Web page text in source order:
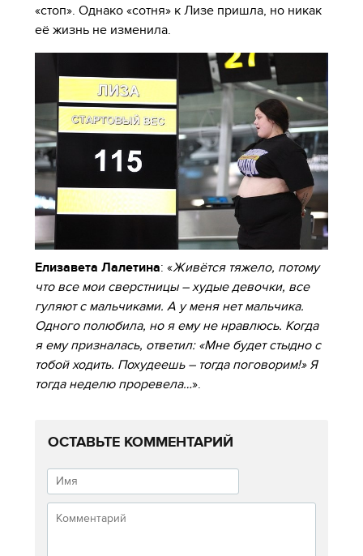
«стоп». Однако «сотня» к Лизе пришла, но никак
её жизнь не изменила.
Елизавета Лалетина: «Живётся тяжело, потому
что все мои сверстницы – худые девочки, все
гуляют с мальчиками. А у меня нет мальчика.
Одного полюбила, но я ему не нравлюсь. Когда
я ему призналась, ответил: «Мне будет стыдно с
тобой ходить. Похудеешь – тогда поговорим!» Я
тогда неделю проревела…».
ОСТАВЬТЕ КОММЕНТАРИЙ